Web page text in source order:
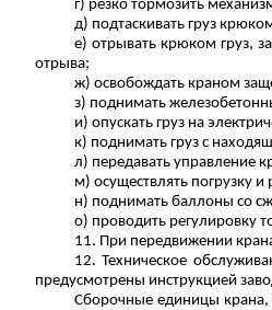
г) резко тормозить
д) подтаскивать груз
е) отрывать крюком груз,
отрыва;
ж) освобождать краном
з) поднимать
и) опускать груз на
к) поднимать груз с
л) передавать управление
м) осуществлять погрузку
н) поднимать баллоны со
о) проводить регулировку
11. При передвижении
12. Техническое
предусмотрены инструкцией
Сборочные единицы крана,